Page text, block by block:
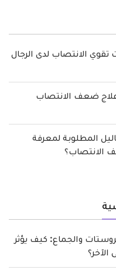
ضعف الانتصاب
المطلوبة لمعرفة
والجماع: كيف يؤثر
الآخر؟